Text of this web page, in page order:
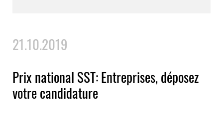
21.10.2019
Prix national SST: Entreprises, déposez
votre candidature